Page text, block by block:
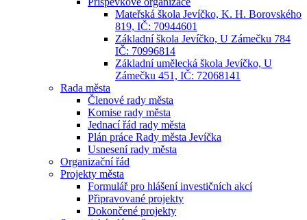
Mateřská škola Jevíčko, K. H. Borovského
819, IČ: 70944601
Základní škola Jevíčko, U Zámečku 784
IČ: 70996814
Základní umělecká škola Jevíčko, U
Zámečku 451, IČ: 72068141
Rada města
Členové rady města
Komise rady města
Jednací řád rady města
Plán práce Rady města Jevíčka
Usnesení rady města
Organizační řád
Projekty města
Formulář pro hlášení investičních akcí
Připravované projekty
Dokončené projekty